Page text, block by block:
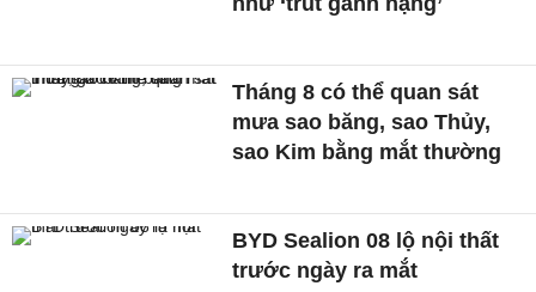
Tháng 8 có thể quan sát
mưa sao băng, sao Thủy,
sao Kim bằng mắt thường
BYD Sealion 08 lộ nội thất
trước ngày ra mắt